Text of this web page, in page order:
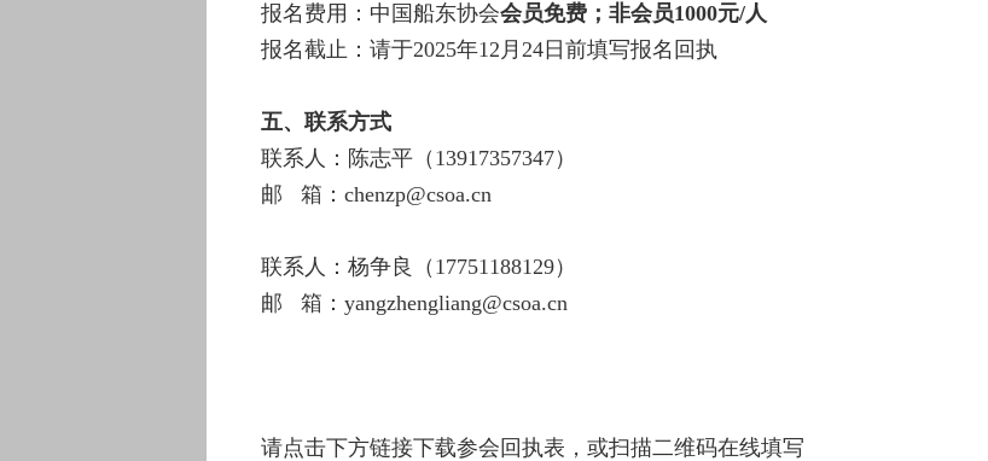
报名费用：中国船东协会会员免费；非会员1000元/人
报名截止：请于2025年12月24日前填写报名回执
五、联系方式
联系人：陈志平（13917357347）
邮 箱：chenzp@csoa.cn
联系人：杨争良（17751188129）
邮 箱：yangzhengliang@csoa.cn
请点击下方链接下载参会回执表，或扫描二维码在线填写